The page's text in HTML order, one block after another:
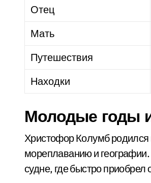
Отец
Мать
Путешествия
Находки
Молодые годы
Христофор Колумб родился
мореплаванию и географии.
судне, где быстро приобрел